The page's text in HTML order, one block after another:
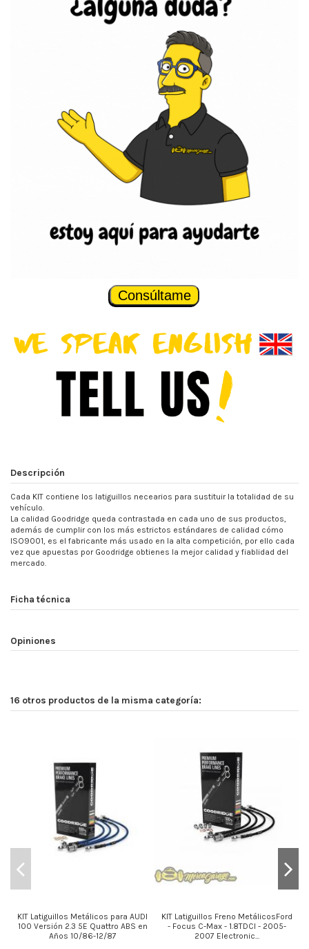
Consúltame
Descripción
Cada KIT contiene los latiguillos necearios para sustituir la totalidad de su
vehículo.
La calidad Goodridge queda contrastada en cada uno de sus productos,
además de cumplir con los más estrictos estándares de calidad cómo
ISO9001, es el fabricante más usado en la alta competición, por ello cada
vez que apuestas por Goodridge obtienes la mejor calidad y fiablidad del
mercado.
Ficha técnica
Opiniones
16 otros productos de la misma categoría:
KIT Latiguillos Metálicos para AUDI
100 Versión 2.3 5E Quattro ABS en
Años 10/86-12/87
KIT Latiguillos Freno MetálicosFord
- Focus C-Max - 1.8TDCI - 2005-
2007 Electronic...